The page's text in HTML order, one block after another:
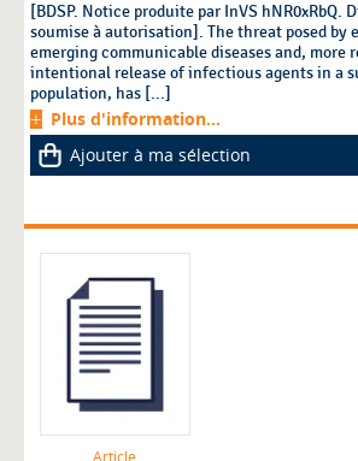
[BDSP. Notice produite par InVS hNR0xRbQ.
soumise à autorisation]. The threat posed by
emerging communicable diseases and, more
intentional release of infectious agents in a
population, has [...]
Plus d'information...
Ajouter à ma sélection